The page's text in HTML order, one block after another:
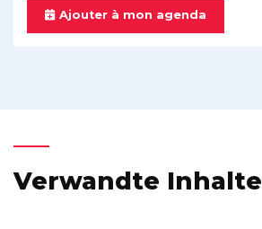
Ajouter à mon agenda
Verwandte Inhalte